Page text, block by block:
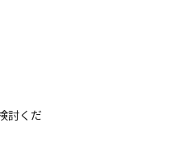
討くだ